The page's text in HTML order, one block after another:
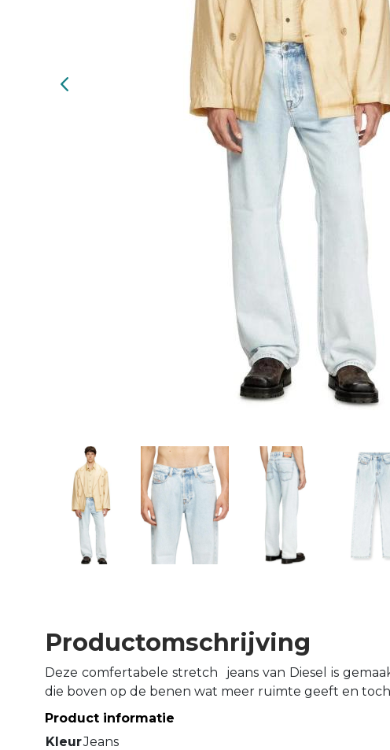
Productomschrijving
Deze comfertabele stretch jeans van Diesel is
die boven op de benen wat meer ruimte geeft en
Product informatie
KleurJeans